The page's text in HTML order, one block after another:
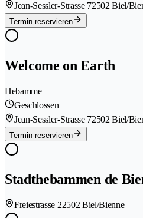
Jean-Sessler-Strasse 72502 Biel/
Termin reservieren
Welcome on Earth
Hebamme
Geschlossen
Jean-Sessler-Strasse 72502 Biel/
Termin reservieren
Stadthebammen de
Freiestrasse 22502 Biel/Bienne